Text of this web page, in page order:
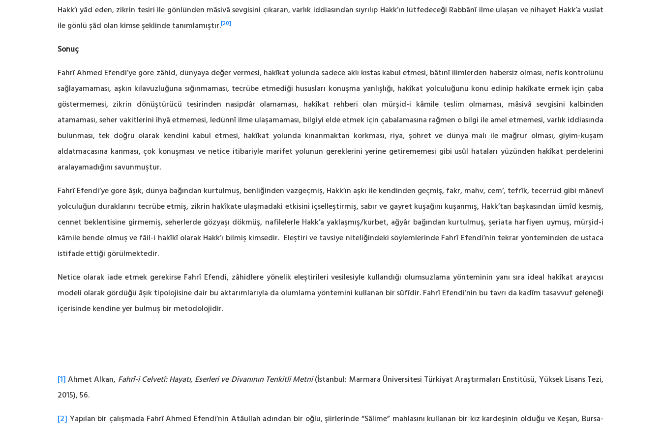
Hakk’ı yâd eden, zikrin tesiri ile gönlünden mâsivâ sevgisini çıkaran, varlık iddiasından sıyrılıp Hakk’ın lütfedeceği Rabbânî ilme ulaşan ve nihayet Hakk’a vuslat
ile gönlü şâd olan kimse şeklinde tanımlamıştır.[20]
Sonuç
Fahrî Ahmed Efendi’ye göre zâhid, dünyaya değer vermesi, hakîkat yolunda sadece aklı kıstas kabul etmesi, bâtınî ilimlerden habersiz olması, nefis kontrolünü
sağlayamaması, aşkın kılavuzluğuna sığınmaması, tecrübe etmediği hususları konuşma yanlışlığı, hakîkat yolculuğunu konu edinip hakîkate ermek için çaba
göstermemesi, zikrin dönüştürücü tesirinden nasipdâr olamaması, hakîkat rehberi olan mürşid-i kâmile teslim olmaması, mâsivâ sevgisini kalbinden
atamaması, seher vakitlerini ihyâ etmemesi, ledünnî ilme ulaşamaması, bilgiyi elde etmek için çabalamasına rağmen o bilgi ile amel etmemesi, varlık iddiasında
bulunması, tek doğru olarak kendini kabul etmesi, hakîkat yolunda kınanmaktan korkması, riya, şöhret ve dünya malı ile mağrur olması, giyim-kuşam
aldatmacasına kanması, çok konuşması ve netice itibariyle marifet yolunun gereklerini yerine getirememesi gibi usûl hataları yüzünden hakîkat perdelerini
aralayamadığını savunmuştur.
Fahrî Efendi’ye göre âşık, dünya bağından kurtulmuş, benliğinden vazgeçmiş, Hakk’ın aşkı ile kendinden geçmiş, fakr, mahv, cem‘, tefrîk, tecerrüd gibi mânevî
yolculuğun duraklarını tecrübe etmiş, zikrin hakîkate ulaşmadaki etkisini içselleştirmiş, sabır ve gayret kuşağını kuşanmış, Hakk’tan başkasından ümîd kesmiş,
cennet beklentisine girmemiş, seherlerde gözyaşı dökmüş, nafilelerle Hakk’a yaklaşmış/kurbet, ağyâr bağından kurtulmuş, şeriata harfiyen uymuş, mürşid-i
kâmile bende olmuş ve fâil-i hakîkî olarak Hakk’ı bilmiş kimsedir. Eleştiri ve tavsiye niteliğindeki söylemlerinde Fahrî Efendi’nin tekrar yönteminden de ustaca
istifade ettiği görülmektedir.
Netice olarak iade etmek gerekirse Fahrî Efendi, zâhidlere yönelik eleştirileri vesilesiyle kullandığı olumsuzlama yönteminin yanı sıra ideal hakîkat arayıcısı
modeli olarak gördüğü âşık tipolojisine dair bu aktarımlarıyla da olumlama yöntemini kullanan bir sûfîdir. Fahrî Efendi’nin bu tavrı da kadîm tasavvuf geleneği
içerisinde kendine yer bulmuş bir metodolojidir.
[1] Ahmet Alkan, Fahrî-i Celvetî: Hayatı, Eserleri ve Divanının Tenkitli Metni(İstanbul: Marmara Üniversitesi Türkiyat Araştırmaları Enstitüsü, Yüksek Lisans Tezi,
2015), 56.
[2] Yapılan bir çalışmada Fahrî Ahmed Efendi’nin Atâullah adından bir oğlu, şiirlerinde “Sâlime” mahlasını kullanan bir kız kardeşinin olduğu ve Keşan, Bursa-